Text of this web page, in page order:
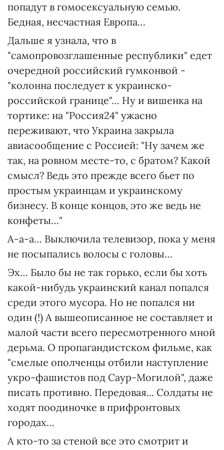
попадут в гомосексуальную семью.
Бедная, несчастная Европа…
Дальше я узнала, что в
"самопровозглашенные республики" едет
очередной российский гумконвой -
"колонна последует к украинско-
российской границе"… Ну и вишенка на
тортике: на "Россия24" ужасно
переживают, что Украина закрыла
авиасообщение с Россией: "Ну зачем же
так, на ровном месте-то, с братом? Какой
смысл? Ведь это прежде всего бьет по
простым украинцам и украинскому
бизнесу. В конце концов, это же ведь не
конфеты…"
А-а-а… Выключила телевизор, пока у меня
не посыпались волосы с головы…
Эх… Было бы не так горько, если бы хоть
какой-нибудь украинский канал попался
среди этого мусора. Но не попался ни
один (!) А вышеописанное не составляет и
малой части всего пересмотренного мной
дерьма. О пропагандистском фильме, как
"смелые ополченцы отбили наступление
укро-фашистов под Саур-Могилой", даже
писать противно. Передовая... Солдаты не
ходят поодиночке в прифронтовых
городах…
А кто-то за стеной все это смотрит и